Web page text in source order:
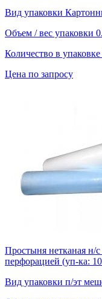
Вид упаковки
Объем / вес упаковки
Количество в упаковке
Цена по запросу
Простыня нетканая н/
перфорацией (уп-ка:
Вид упаковки п/эт